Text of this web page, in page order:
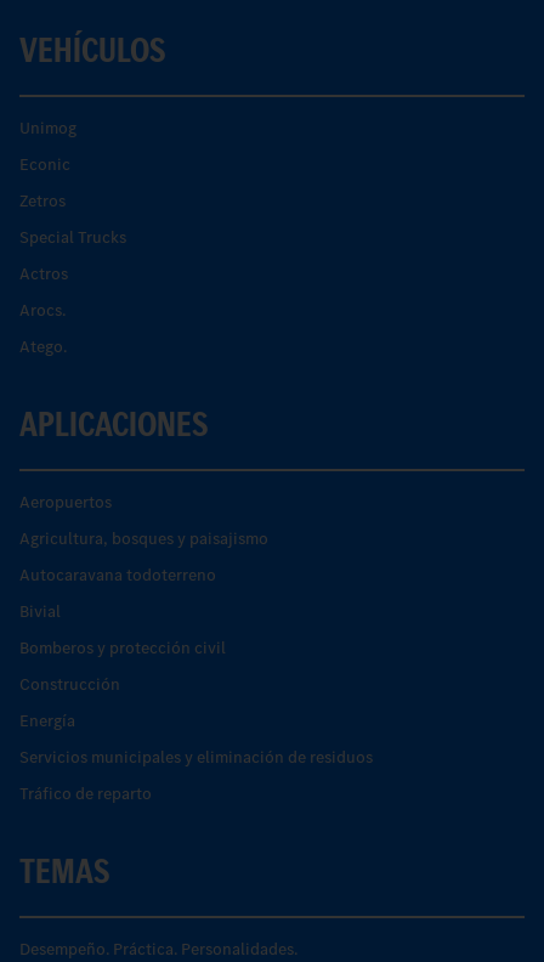
VEHÍCULOS
Unimog
Econic
Zetros
Special Trucks
Actros
Arocs.
Atego.
APLICACIONES
Aeropuertos
Agricultura, bosques y paisajismo
Autocaravana todoterreno
Bivial
Bomberos y protección civil
Construcción
Energía
Servicios municipales y eliminación de residuos
Tráfico de reparto
TEMAS
Desempeño. Práctica. Personalidades.